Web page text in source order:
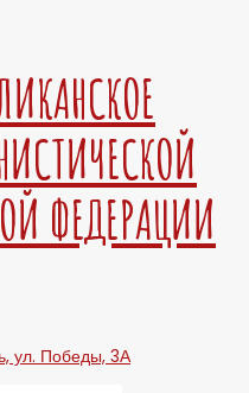
ФЕДЕРАЦИИ
ул. Победы, 3А